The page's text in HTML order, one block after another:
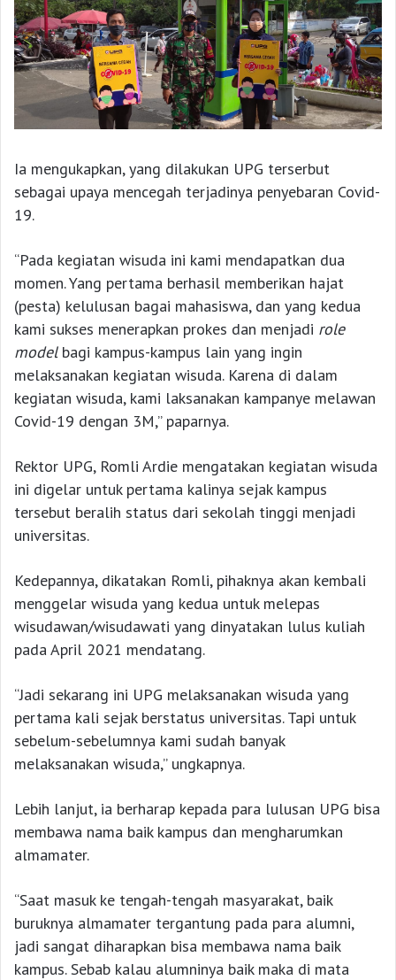
Ia mengukapkan, yang dilakukan UPG terserbut
sebagai upaya mencegah terjadinya penyebaran Covid-
19.
“Pada kegiatan wisuda ini kami mendapatkan dua
momen. Yang pertama berhasil memberikan hajat
(pesta) kelulusan bagai mahasiswa, dan yang kedua
kami sukses menerapkan prokes dan menjadi role
modelbagi kampus-kampus lain yang ingin
melaksanakan kegiatan wisuda. Karena di dalam
kegiatan wisuda, kami laksanakan kampanye melawan
Covid-19 dengan 3M,” paparnya.
Rektor UPG, Romli Ardie mengatakan kegiatan wisuda
ini digelar untuk pertama kalinya sejak kampus
tersebut beralih status dari sekolah tinggi menjadi
universitas.
Kedepannya, dikatakan Romli, pihaknya akan kembali
menggelar wisuda yang kedua untuk melepas
wisudawan/wisudawati yang dinyatakan lulus kuliah
pada April 2021 mendatang.
“Jadi sekarang ini UPG melaksanakan wisuda yang
pertama kali sejak berstatus universitas. Tapi untuk
sebelum-sebelumnya kami sudah banyak
melaksanakan wisuda,” ungkapnya.
Lebih lanjut, ia berharap kepada para lulusan UPG bisa
membawa nama baik kampus dan mengharumkan
almamater.
“Saat masuk ke tengah-tengah masyarakat, baik
buruknya almamater tergantung pada para alumni,
jadi sangat diharapkan bisa membawa nama baik
kampus. Sebab kalau alumninya baik maka di mata